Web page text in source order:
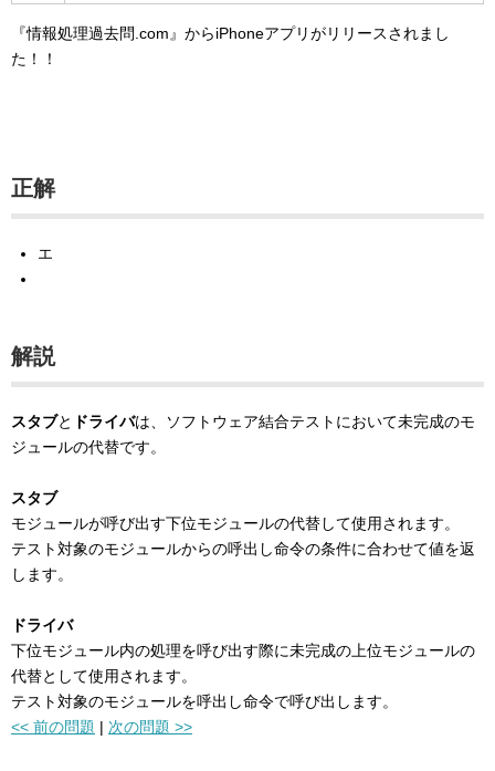
『情報処理過去問.com』からiPhoneアプリがリリースされまし
た！！
正解
エ
解説
スタブと ドライバは、ソフトウェア結合テストにおいて未完成のモ
ジュールの代替です。
スタブ
モジュールが呼び出す下位モジュールの代替して使用されます。
テスト対象のモジュールからの呼出し命令の条件に合わせて値を返
します。
ドライバ
下位モジュール内の処理を呼び出す際に未完成の上位モジュールの
代替として使用されます。
テスト対象のモジュールを呼出し命令で呼び出します。
<< 前の問題 | 次の問題 >>